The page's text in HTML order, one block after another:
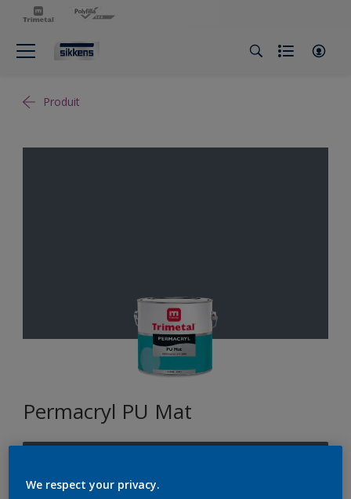
Produit
Permacryl PU Mat
We respect your privacy.